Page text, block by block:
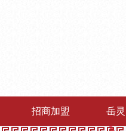
招商加盟 岳